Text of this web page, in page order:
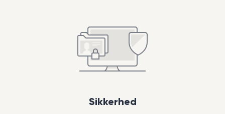
Sikkerhed